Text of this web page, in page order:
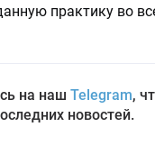
практику во
на наш Telegram,
новостей.